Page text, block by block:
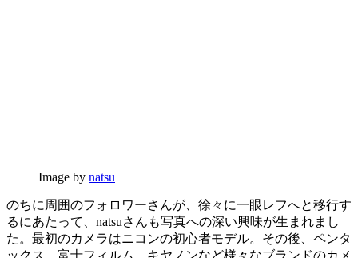
Image by natsu
のちに周囲のフォロワーさんが、徐々に一眼レフへと移行す
るにあたって、natsuさんも写真への深い興味が生まれまし
た。最初のカメラはニコンの初心者モデル。その後、ペンタ
ックス、富士フィルム、キヤノンなど様々なブランドのカメ